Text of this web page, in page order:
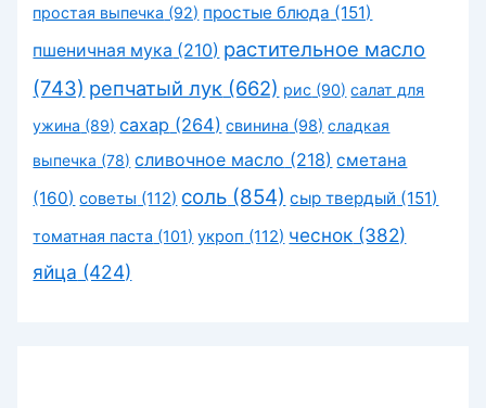
простая выпечка (92) простые блюда (151)
пшеничная мука (210) растительное масло
(743) репчатый лук (662) рис (90) салат для
ужина (89) сахар (264) свинина (98) сладкая
выпечка (78) сливочное масло (218) сметана
(160) советы (112) соль (854) сыр твердый (151)
томатная паста (101) укроп (112) чеснок (382)
яйца (424)